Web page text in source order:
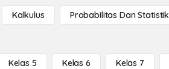
Kalkulus Probabilitas Dan Statistik
Kelas 5 Kelas 6 Kelas 7